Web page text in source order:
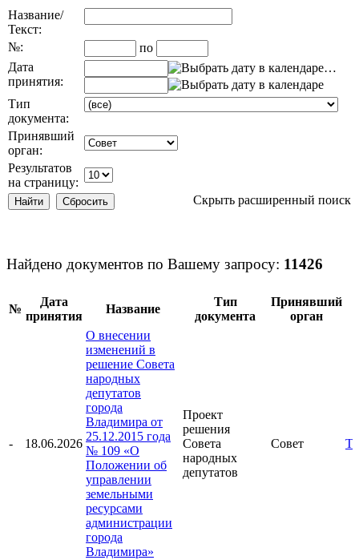
Название/
Текст:
№:
по
Дата
принятия:
…
Тип
документа:
Принявший
орган:
Результатов
на страницу:
Скрыть расширенный поиск
Найдено документов по Вашему запросу: 11426
№
Дата
принятия
Название
Тип
документа
Принявший
орган
- 18.06.2026
О внесении
изменений в
решение Совета
народных
депутатов
города
Владимира от
25.12.2015 года
№ 109 «О
Положении об
управлении
земельными
ресурсами
администрации
города
Владимира»
Проект
решения
Совета
народных
депутатов
Совет